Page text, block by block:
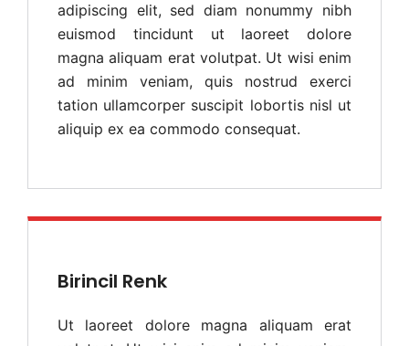
adipiscing elit, sed diam nonummy nibh
euismod tincidunt ut laoreet dolore
magna aliquam erat volutpat. Ut wisi enim
ad minim veniam, quis nostrud exerci
tation ullamcorper suscipit lobortis nisl ut
aliquip ex ea commodo consequat.
Birincil Renk
Ut laoreet dolore magna aliquam erat